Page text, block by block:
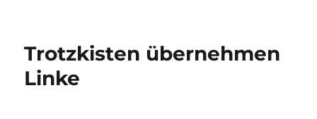
Trotzkisten übernehmen
Linke